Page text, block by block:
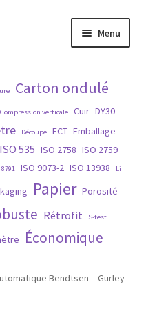
Menu
Carton ondulé
Compression verticale Cuir DY30
Découpe ECT Emballage
ISO 535 ISO 2758 ISO 2759
8791 ISO 9073-2 ISO 13938 Li
Papier Porosité
Rétrofit S-test
Économique
Bendtsen – Gurley